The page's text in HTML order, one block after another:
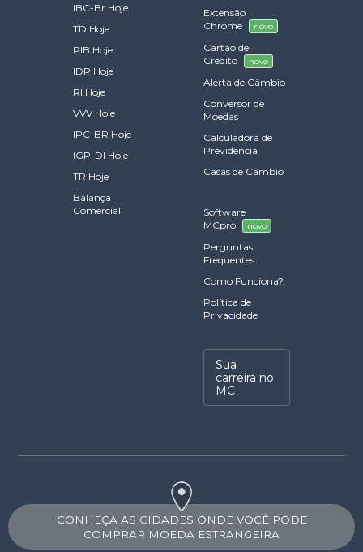
IBC-Br Hoje
TD Hoje
PIB Hoje
IDP Hoje
RI Hoje
VVV Hoje
IPC-BR Hoje
IGP-DI Hoje
TR Hoje
Balança
Comercial
Extensão
Chrome
novo
Cartão de
Crédito
novo
Alerta de Câmbio
Conversor de
Moedas
Calculadora de
Previdência
Casas de Câmbio
Software
MCpro
novo
Perguntas
Frequentes
Como Funciona?
Política de
Privacidade
Sua
carreira no
MC
CONHEÇA AS CIDADES ONDE VOCÊ PODE
COMPRAR MOEDA ESTRANGEIRA